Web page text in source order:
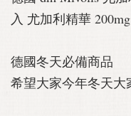
入 尤加利精華
德國冬天必備商品
希望大家今年冬天大